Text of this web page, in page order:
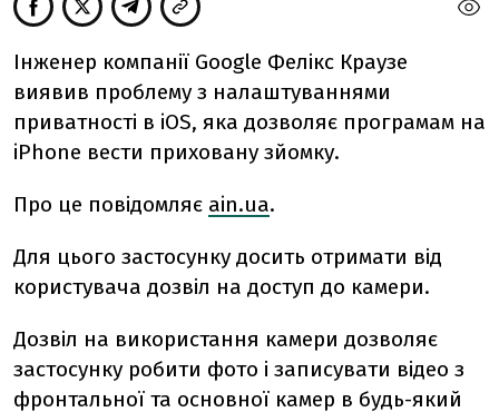
Інженер компанії Google Фелікс Краузе
виявив проблему з налаштуваннями
приватності в iOS, яка дозволяє програмам на
iPhone вести приховану зйомку.
Про це повідомляє ain.ua.
Для цього застосунку досить отримати від
користувача дозвіл на доступ до камери.
Дозвіл на використання камери дозволяє
застосунку робити фото і записувати відео з
фронтальної та основної камер в будь-який